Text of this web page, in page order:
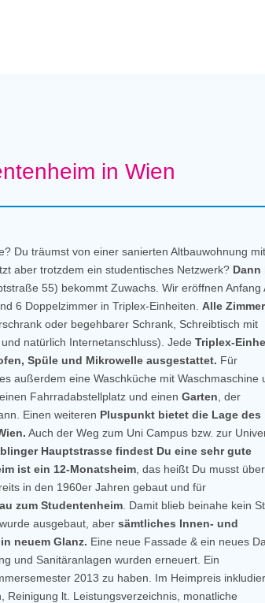
in Wien
Du träumst von einer sanierten Altbauwohnung mit
aber trotzdem ein studentisches Netzwerk? Dann
55) bekommt Zuwachs. Wir eröffnen Anfang
6 Doppelzimmer in Triplex-Einheiten. Alle
oder begehbarer Schrank, Schreibtisch mit
natürlich Internetanschluss). Jede Triplex-
Spüle und Mikrowelle ausgestattet. Für
außerdem eine Waschküche mit Waschmaschine
Fahrradabstellplatz und einen Garten , der
Einen weiteren Pluspunkt bietet die Lage des
Auch der Weg zum Uni Campus bzw. zur
Hauptstrasse findest Du eine sehr gute
ist ein 12-Monatsheim , das heißt Du musst
in den 1960er Jahren gebaut und für
zum Studentenheim . Damit blieb beinahe kein
ausgebaut, aber sämtliches Innen- und
neuem Glanz. Eine neue Fassade & ein neues
und Sanitäranlagen wurden erneuert. Ein
2013 zu haben. Im Heimpreis
lt. Leistungsverzeichnis, monatliche